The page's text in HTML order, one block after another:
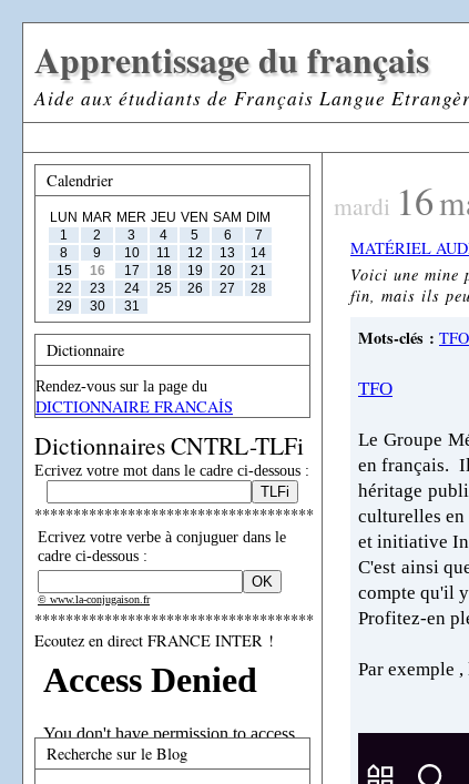
Apprentissage du français
Aide aux étudiants de Français Langue
Calendrier
LUN MAR MER JEU VEN SAM
DIM
1
2 3 4 5 6
7
8
9 10 11 12 13
14
15
16 17 18 19 20
21
22
23 24 25 26 27
28
29
30 31
Dictionnaire
Rendez-vous sur la page du
DICTIONNAIRE FRANCAİS
Dictionnaires CNTRL-TLFi
Ecrivez votre mot dans le cadre ci-dessous :
************************************
Ecrivez votre verbe à conjuguer dans le
cadre ci-dessous :
© www.la-conjugaison.fr
************************************
Ecoutez en direct FRANCE INTER !
Recherche sur le Blog
mardi 16
MATÉRIEL
Voici une mine
fin, mais ils
Mots-clés : TFO
TFO
Le Groupe
en français. Il
héritage
culturelles
et initiative
C'est ainsi
compte qu'il
Profitez-en
Par exemple